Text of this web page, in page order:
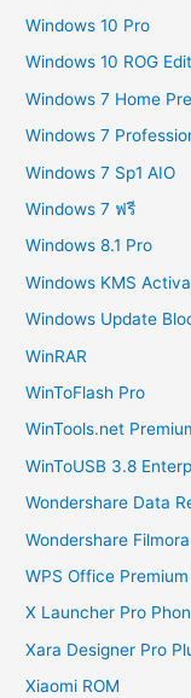
Windows 10 Pro
Windows 10 ROG
Windows 7 Home
Windows 7
Windows 7 Sp1 AIO
Windows 7 ฟรี
Windows 8.1 Pro
Windows KMS
Windows Update
WinRAR
WinToFlash Pro
WinTools.net
WinToUSB 3.8
Wondershare Data
Wondershare Filmora
WPS Office Premium
X Launcher Pro
Xara Designer Pro
Xiaomi ROM